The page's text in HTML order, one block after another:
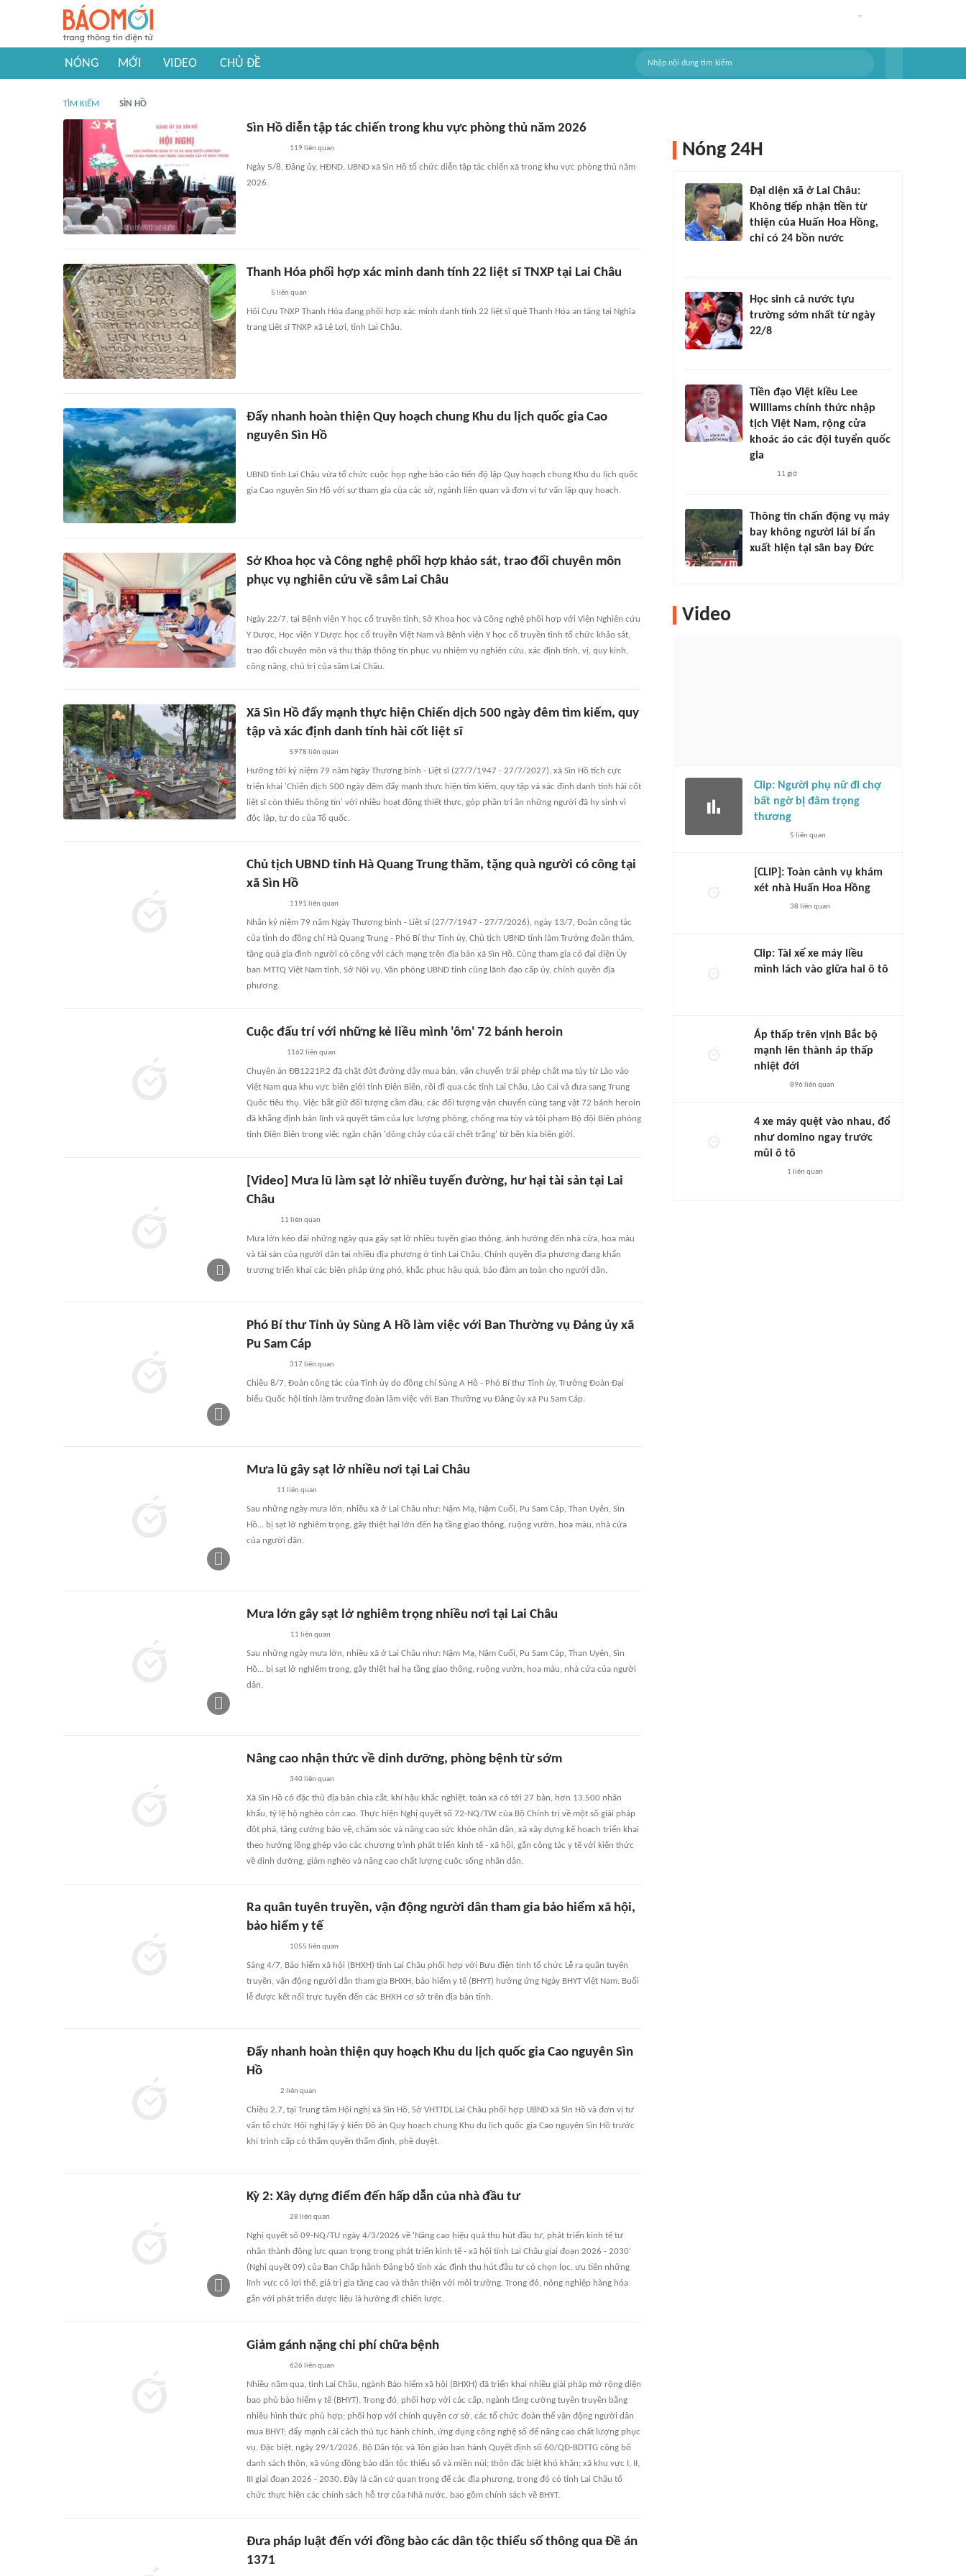
NÓNG MỚI VIDEO CHỦ ĐỀ
TÌM KIẾM SÌN HỒ
Sìn Hồ diễn tập tác chiến trong khu vực phòng thủ năm 2026
119 liên quan
Ngày 5/8, Đảng ủy, HĐND, UBND xã Sìn Hồ tổ chức diễn tập tác chiến xã trong khu vực phòng thủ năm
2026.
Thanh Hóa phối hợp xác minh danh tính 22 liệt sĩ TNXP tại Lai Châu
5 liên quan
Hội Cựu TNXP Thanh Hóa đang phối hợp xác minh danh tính 22 liệt sĩ quê Thanh Hóa an táng tại Nghĩa
trang Liệt sĩ TNXP xã Lê Lợi, tỉnh Lai Châu.
Đẩy nhanh hoàn thiện Quy hoạch chung Khu du lịch quốc gia Cao
nguyên Sìn Hồ
UBND tỉnh Lai Châu vừa tổ chức cuộc họp nghe báo cáo tiến độ lập Quy hoạch chung Khu du lịch quốc
gia Cao nguyên Sìn Hồ với sự tham gia của các sở, ngành liên quan và đơn vị tư vấn lập quy hoạch.
Sở Khoa học và Công nghệ phối hợp khảo sát, trao đổi chuyên môn
phục vụ nghiên cứu về sâm Lai Châu
Ngày 22/7, tại Bệnh viện Y học cổ truyền tỉnh, Sở Khoa học và Công nghệ phối hợp với Viện Nghiên cứu
Y Dược, Học viện Y Dược học cổ truyền Việt Nam và Bệnh viện Y học cổ truyền tỉnh tổ chức khảo sát,
trao đổi chuyên môn và thu thập thông tin phục vụ nhiệm vụ nghiên cứu, xác định tính, vị, quy kinh,
công năng, chủ trị của sâm Lai Châu.
Xã Sìn Hồ đẩy mạnh thực hiện Chiến dịch 500 ngày đêm tìm kiếm, quy
tập và xác định danh tính hài cốt liệt sĩ
5978 liên quan
Hướng tới kỷ niệm 79 năm Ngày Thương binh - Liệt sĩ (27/7/1947 - 27/7/2027), xã Sìn Hồ tích cực
triển khai 'Chiến dịch 500 ngày đêm đẩy mạnh thực hiện tìm kiếm, quy tập và xác định danh tính hài cốt
liệt sĩ còn thiếu thông tin' với nhiều hoạt động thiết thực, góp phần tri ân những người đã hy sinh vì
độc lập, tự do của Tổ quốc.
Chủ tịch UBND tỉnh Hà Quang Trung thăm, tặng quà người có công tại
xã Sìn Hồ
1191 liên quan
Nhân kỷ niệm 79 năm Ngày Thương binh - Liệt sĩ (27/7/1947 - 27/7/2026), ngày 13/7, Đoàn công tác
của tỉnh do đồng chí Hà Quang Trung - Phó Bí thư Tỉnh ủy, Chủ tịch UBND tỉnh làm Trưởng đoàn thăm,
tặng quà gia đình người có công với cách mạng trên địa bàn xã Sìn Hồ. Cùng tham gia có đại diện Ủy
ban MTTQ Việt Nam tỉnh, Sở Nội vụ, Văn phòng UBND tỉnh cùng lãnh đạo cấp ủy, chính quyền địa
phương.
Cuộc đấu trí với những kẻ liều mình 'ôm' 72 bánh heroin
1162 liên quan
Chuyên án ĐB1221P.2 đã chặt đứt đường dây mua bán, vận chuyển trái phép chất ma túy từ Lào vào
Việt Nam qua khu vực biên giới tỉnh Điện Biên, rồi đi qua các tỉnh Lai Châu, Lào Cai và đưa sang Trung
Quốc tiêu thụ. Việc bắt giữ đối tượng cầm đầu, các đối tượng vận chuyển cùng tang vật 72 bánh heroin
đã khẳng định bản lĩnh và quyết tâm của lực lượng phòng, chống ma túy và tội phạm Bộ đội Biên phòng
tỉnh Điện Biên trong việc ngăn chặn 'dòng chảy của cái chết trắng' từ bên kia biên giới.
[Video] Mưa lũ làm sạt lở nhiều tuyến đường, hư hại tài sản tại Lai
Châu
11 liên quan
Mưa lớn kéo dài những ngày qua gây sạt lở nhiều tuyến giao thông, ảnh hưởng đến nhà cửa, hoa màu
và tài sản của người dân tại nhiều địa phương ở tỉnh Lai Châu. Chính quyền địa phương đang khẩn
trương triển khai các biện pháp ứng phó, khắc phục hậu quả, bảo đảm an toàn cho người dân.
Phó Bí thư Tỉnh ủy Sùng A Hồ làm việc với Ban Thường vụ Đảng ủy xã
Pu Sam Cáp
317 liên quan
Chiều 8/7, Đoàn công tác của Tỉnh ủy do đồng chí Sùng A Hồ - Phó Bí thư Tỉnh ủy, Trưởng Đoàn Đại
biểu Quốc hội tỉnh làm trưởng đoàn làm việc với Ban Thường vụ Đảng ủy xã Pu Sam Cáp.
Mưa lũ gây sạt lở nhiều nơi tại Lai Châu
11 liên quan
Sau những ngày mưa lớn, nhiều xã ở Lai Châu như: Nậm Mạ, Nậm Cuổi, Pu Sam Cáp, Than Uyên, Sìn
Hồ… bị sạt lở nghiêm trọng, gây thiệt hại lớn đến hạ tầng giao thông, ruộng vườn, hoa màu, nhà cửa
của người dân.
Mưa lớn gây sạt lở nghiêm trọng nhiều nơi tại Lai Châu
11 liên quan
Sau những ngày mưa lớn, nhiều xã ở Lai Châu như: Nậm Mạ, Nậm Cuổi, Pu Sam Cáp, Than Uyên, Sìn
Hồ… bị sạt lở nghiêm trọng, gây thiệt hại hạ tầng giao thông, ruộng vườn, hoa màu, nhà cửa của người
dân.
Nâng cao nhận thức về dinh dưỡng, phòng bệnh từ sớm
340 liên quan
Xã Sìn Hồ có đặc thù địa bàn chia cắt, khí hậu khắc nghiệt, toàn xã có tới 27 bản, hơn 13.500 nhân
khẩu, tỷ lệ hộ nghèo còn cao. Thực hiện Nghị quyết số 72-NQ/TW của Bộ Chính trị về một số giải pháp
đột phá, tăng cường bảo vệ, chăm sóc và nâng cao sức khỏe nhân dân, xã xây dựng kế hoạch triển khai
theo hướng lồng ghép vào các chương trình phát triển kinh tế - xã hội, gắn công tác y tế với kiến thức
về dinh dưỡng, giảm nghèo và nâng cao chất lượng cuộc sống nhân dân.
Ra quân tuyên truyền, vận động người dân tham gia bảo hiểm xã hội,
bảo hiểm y tế
1055 liên quan
Sáng 4/7, Bảo hiểm xã hội (BHXH) tỉnh Lai Châu phối hợp với Bưu điện tỉnh tổ chức Lễ ra quân tuyên
truyền, vận động người dân tham gia BHXH, bảo hiểm y tế (BHYT) hưởng ứng Ngày BHYT Việt Nam. Buổi
lễ được kết nối trực tuyến đến các BHXH cơ sở trên địa bàn tỉnh.
Đẩy nhanh hoàn thiện quy hoạch Khu du lịch quốc gia Cao nguyên Sìn
Hồ
2 liên quan
Chiều 2.7, tại Trung tâm Hội nghị xã Sìn Hồ, Sở VHTTDL Lai Châu phối hợp UBND xã Sìn Hồ và đơn vị tư
vấn tổ chức Hội nghị lấy ý kiến Đồ án Quy hoạch chung Khu du lịch quốc gia Cao nguyên Sìn Hồ trước
khi trình cấp có thẩm quyền thẩm định, phê duyệt.
Kỳ 2: Xây dựng điểm đến hấp dẫn của nhà đầu tư
28 liên quan
Nghị quyết số 09-NQ/TU ngày 4/3/2026 về 'Nâng cao hiệu quả thu hút đầu tư, phát triển kinh tế tư
nhân thành động lực quan trọng trong phát triển kinh tế - xã hội tỉnh Lai Châu giai đoạn 2026 - 2030'
(Nghị quyết 09) của Ban Chấp hành Đảng bộ tỉnh xác định thu hút đầu tư có chọn lọc, ưu tiên những
lĩnh vực có lợi thế, giá trị gia tăng cao và thân thiện với môi trường. Trong đó, nông nghiệp hàng hóa
gắn với phát triển dược liệu là hướng đi chiến lược.
Giảm gánh nặng chi phí chữa bệnh
626 liên quan
Nhiều năm qua, tỉnh Lai Châu, ngành Bảo hiểm xã hội (BHXH) đã triển khai nhiều giải pháp mở rộng diện
bao phủ bảo hiểm y tế (BHYT). Trong đó, phối hợp với các cấp, ngành tăng cường tuyên truyền bằng
nhiều hình thức phù hợp; phối hợp với chính quyền cơ sở, các tổ chức đoàn thể vận động người dân
mua BHYT; đẩy mạnh cải cách thủ tục hành chính, ứng dụng công nghệ số để nâng cao chất lượng phục
vụ. Đặc biệt, ngày 29/1/2026, Bộ Dân tộc và Tôn giáo ban hành Quyết định số 60/QĐ-BDTTG công bố
danh sách thôn, xã vùng đồng bào dân tộc thiểu số và miền núi; thôn đặc biệt khó khăn; xã khu vực I, II,
III giai đoạn 2026 - 2030. Đây là căn cứ quan trọng để các địa phương, trong đó có tỉnh Lai Châu tổ
chức thực hiện các chính sách hỗ trợ của Nhà nước, bao gồm chính sách về BHYT.
Đưa pháp luật đến với đồng bào các dân tộc thiểu số thông qua Đề án
1371
Nóng 24H
Đại diện xã ở Lai Châu:
Không tiếp nhận tiền từ
thiện của Huấn Hoa Hồng,
chỉ có 24 bồn nước
Học sinh cả nước tựu
trường sớm nhất từ ngày
22/8
Tiền đạo Việt kiều Lee
Williams chính thức nhập
tịch Việt Nam, rộng cửa
khoác áo các đội tuyển quốc
gia
11 giờ
Thông tin chấn động vụ máy
bay không người lái bí ẩn
xuất hiện tại sân bay Đức
Video
Clip: Người phụ nữ đi chợ
bất ngờ bị đâm trọng
thương
5 liên quan
[CLIP]: Toàn cảnh vụ khám
xét nhà Huấn Hoa Hồng
38 liên quan
Clip: Tài xế xe máy liều
mình lách vào giữa hai ô tô
Áp thấp trên vịnh Bắc bộ
mạnh lên thành áp thấp
nhiệt đới
896 liên quan
4 xe máy quệt vào nhau, đổ
như domino ngay trước
mũi ô tô
1 liên quan